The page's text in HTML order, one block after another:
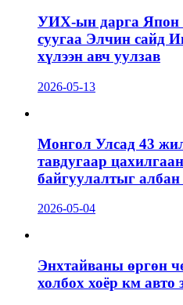
УИХ-ын дарга Япон
суугаа Элчин сайд
хүлээн авч уулзав
2026-05-13
Монгол Улсад 43
тавдугаар
байгуулалтыг албан
2026-05-04
Энхтайваны өргөн
холбох хоёр км авто